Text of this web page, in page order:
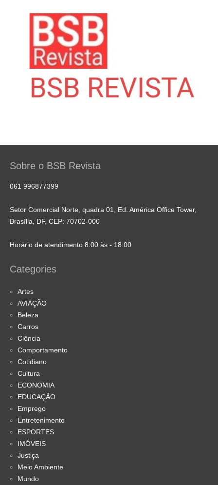
Sobre o BSB Revista
061 996877399
Setor Comercial Norte, quadra 01, Ed. América Office Tower,
Brasília, DF, CEP: 70702-000
Horário de atendimento 8:00 às - 18:00
Categories
Artes
AVIAÇÃO
Beleza
Carros
Ciência
Comportamento
Cotidiano
Cultura
ECONOMIA
EDUCAÇÃO
Emprego
Entretenimento
ESPORTES
IMÓVEIS
Justiça
Meio Ambiente
Mundo